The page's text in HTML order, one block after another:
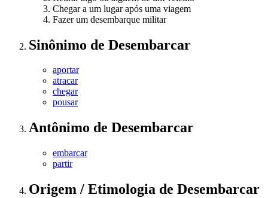
Chegar a um lugar após uma viagem
Fazer um desembarque militar
Sinônimo de Desembarcar
aportar
atracar
chegar
pousar
Antônimo de Desembarcar
embarcar
partir
Origem / Etimologia de Desembarcar